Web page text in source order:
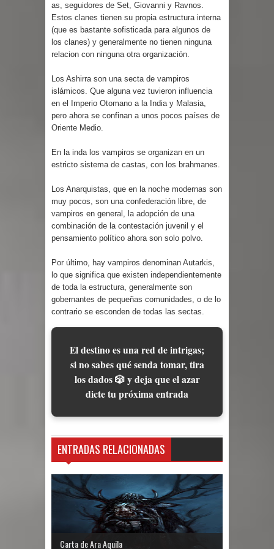
as, seguidores de Set, Giovanni y Ravnos.
Estos clanes tienen su propia estructura interna
(que es bastante sofisticada para algunos de
los clanes) y generalmente no tienen ninguna
relacion con ninguna otra organización.
Los Ashirra son una secta de vampiros
islámicos. Que alguna vez tuvieron influencia
en el Imperio Otomano a la India y Malasia,
pero ahora se confinan a unos pocos países de
Oriente Medio.
En la inda los vampiros se organizan en un
estricto sistema de castas, con los brahmanes.
Los Anarquistas, que en la noche modernas son
muy pocos, son una confederación libre, de
vampiros en general, la adopción de una
combinación de la contestación juvenil y el
pensamiento político ahora son solo polvo.
Por último, hay vampiros denominan Autarkis,
lo que significa que existen independientemente
de toda la estructura, generalmente son
gobernantes de pequeñas comunidades, o de lo
contrario se esconden de todas las sectas.
El destino es una red de intrigas;
si no sabes qué senda tomar, tira
los dados 🎲 y deja que el azar
dicte tu próxima entrada
ENTRADAS RELACIONADAS
Carta de Ara Aquila